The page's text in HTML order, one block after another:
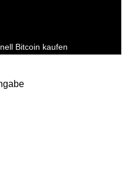
Bitcoin kaufen